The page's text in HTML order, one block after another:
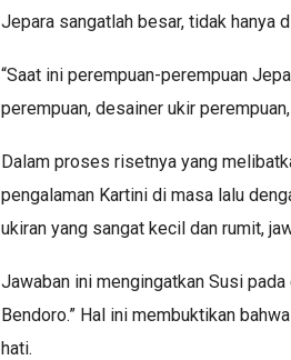
Jepara sangatlah besar, tidak hanya
“Saat ini perempuan-perempuan
perempuan, desainer ukir
Dalam proses risetnya yang
pengalaman Kartini di masa lalu
ukiran yang sangat kecil dan rumit,
Jawaban ini mengingatkan Susi
Bendoro.” Hal ini membuktikan
hati.